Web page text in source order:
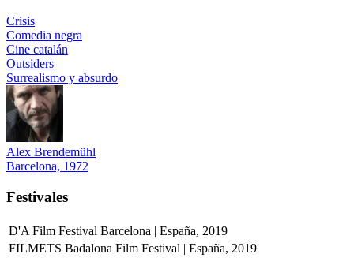
Crisis
Comedia negra
Cine catalán
Outsiders
Surrealismo y absurdo
Alex Brendemühl
Barcelona, 1972
Festivales
D'A Film Festival Barcelona | España, 2019
FILMETS Badalona Film Festival | España, 2019